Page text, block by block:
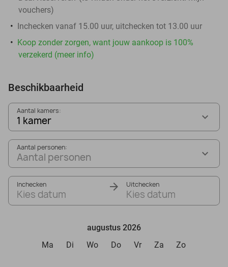
vouchers)
Inchecken vanaf 15.00 uur, uitchecken tot 13.00 uur
Koop zonder zorgen, want jouw aankoop is 100%
verzekerd (meer info)
Beschikbaarheid
Aantal kamers:
1 kamer
Aantal personen:
Aantal personen
Inchecken
Kies datum
Uitchecken
Kies datum
augustus 2026
Ma
Di Wo Do Vr Za Zo